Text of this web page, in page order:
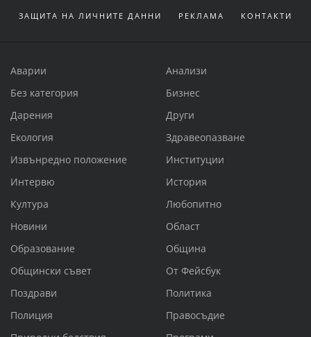
ЗАЩИТА НА ЛИЧНИТЕ ДАННИ РЕКЛАМА КОНТАКТИ
Аварии
Анализи
Без категория
Бизнес
Дарения
Други
Екология
Здравеопазване
Извънредно положение
Институции
Интервю
История
Култура
Любопитно
Новини
Област
Образование
Община
Общински съвет
От Фейсбук
Поздрави
Политика
Полиция
Правосъдие